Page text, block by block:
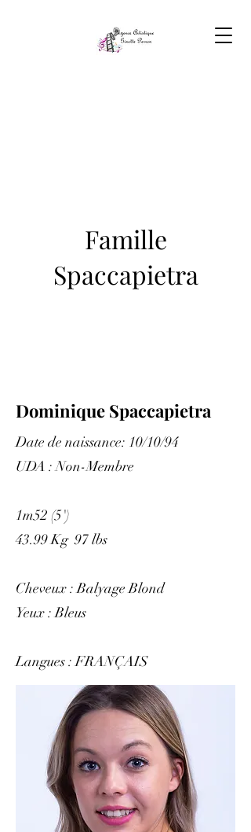
Famille
Spaccapietra
Dominique Spaccapietra
Date de naissance: 10/10/94
UDA : Non-Membre
1m52 (5')
43.99 Kg 97 lbs
Cheveux : Balyage Blond
Yeux : Bleus
Langues : FRANÇAIS